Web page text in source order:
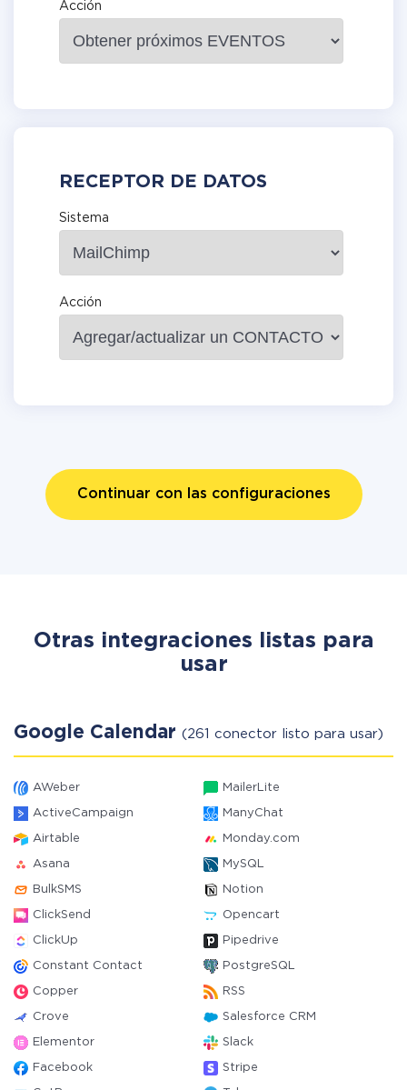
Acción
RECEPTOR DE DATOS
Sistema
Acción
Continuar con las configuraciones
Otras integraciones listas para
usar
Google Calendar (261 conector listo para usar)
AWeber MailerLite
ActiveCampaign ManyChat
Airtable Monday.com
Asana MySQL
BulkSMS Notion
ClickSend Opencart
ClickUp Pipedrive
Constant Contact PostgreSQL
Copper RSS
Crove Salesforce CRM
Elementor Slack
Facebook Stripe